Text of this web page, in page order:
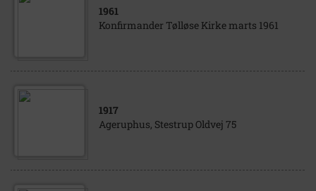
1961
Konfirmander Tølløse Kirke marts 1961
1917
Ageruphus, Stestrup Oldvej 75